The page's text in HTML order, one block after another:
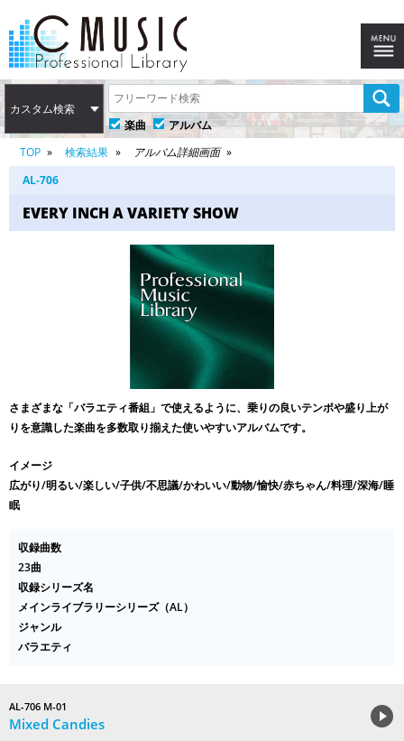
カスタム検索
楽曲
アルバム
TOP
検索結果
アルバム詳細画面
AL-706
EVERY INCH A VARIETY SHOW
さまざまな「バラエティ番組」で使えるように、乗りの良いテンポや盛り上が
りを意識した楽曲を多数取り揃えた使いやすいアルバムです。
イメージ
広がり/明るい/楽しい/子供/不思議/かわいい/動物/愉快/赤ちゃん/料理/深海/睡
眠
収録曲数
23曲
収録シリーズ名
メインライブラリーシリーズ（AL）
ジャンル
バラエティ
AL-706 M-01
Mixed Candies